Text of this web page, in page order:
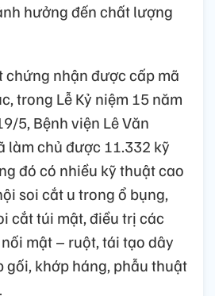
hưởng đến chất lượng
chứng nhận được cấp mã
trong Lễ Kỷ niệm 15 năm
5, Bệnh viện Lê Văn
làm chủ được 11.332 kỹ
đó có nhiều kỹ thuật cao
soi cắt u trong ổ bụng,
cắt túi mật, điều trị các
mật – ruột, tái tạo dây
gối, khớp háng, phẫu thuật